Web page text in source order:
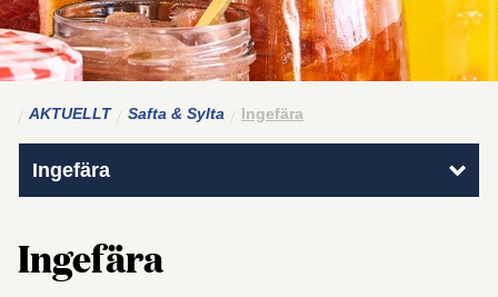
AKTUELLT Safta & Sylta Ingefära
Ingefära
Ingefära